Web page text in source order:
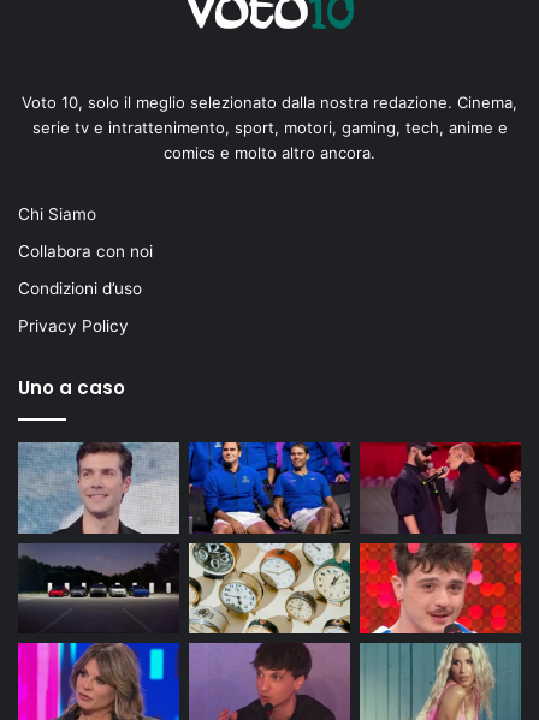
Voto 10, solo il meglio selezionato dalla nostra redazione. Cinema,
serie tv e intrattenimento, sport, motori, gaming, tech, anime e
comics e molto altro ancora.
Chi Siamo
Collabora con noi
Condizioni d’uso
Privacy Policy
Uno a caso